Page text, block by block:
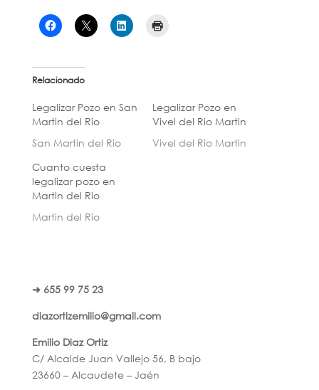
Relacionado
Legalizar Pozo en San
Martin del Rio
San Martin del Rio
Legalizar Pozo en
Vivel del Rio Martin
Vivel del Rio Martin
Cuanto cuesta
legalizar pozo en
Martin del Rio
Martin del Rio
➜ 655 99 75 23
diazortizemilio@gmail.com
Emilio Diaz Ortiz
C/ Alcalde Juan Vallejo 56, B bajo
23660 – Alcaudete – Jaén